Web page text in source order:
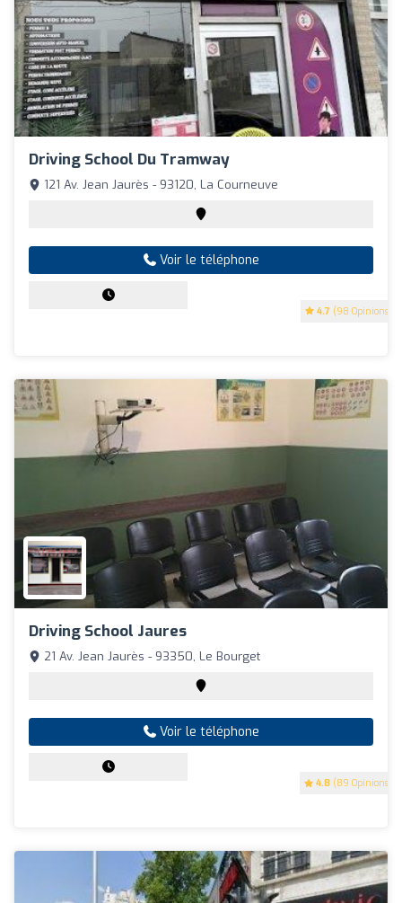
Driving School Du Tramway
4.7 (98 Opinions)
121 Av. Jean Jaurès - 93120, La Courneuve
Voir le téléphone
Driving School Jaures
4.8 (89 Opinions)
21 Av. Jean Jaurès - 93350, Le Bourget
Voir le téléphone